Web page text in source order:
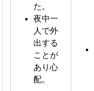
た。
夜中一
人で外
出する
ことが
あり心
配。